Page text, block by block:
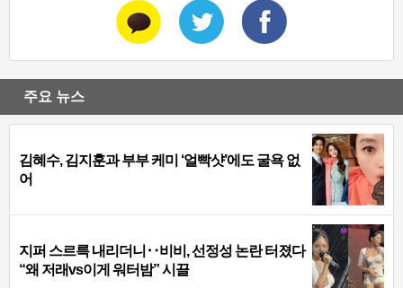
주요 뉴스
김혜수, 김지훈과 부부 케미 ‘얼빡샷’에도 굴욕 없
어
지퍼 스르륵 내리더니‥비비, 선정성 논란 터졌다
“왜 저래vs이게 워터밤” 시끌